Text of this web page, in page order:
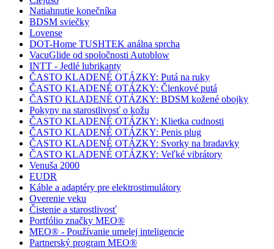
Natiahnutie konečníka
BDSM sviečky
Lovense
DOT-Home TUSHTEK análna sprcha
VacuGlide od spoločnosti Autoblow
INTT - Jedlé lubrikanty
ČASTO KLADENÉ OTÁZKY: Putá na ruky
ČASTO KLADENÉ OTÁZKY: Členkové putá
ČASTO KLADENÉ OTÁZKY: BDSM kožené obojky
Pokyny na starostlivosť o kožu
ČASTO KLADENÉ OTÁZKY: Klietka cudnosti
ČASTO KLADENÉ OTÁZKY: Penis plug
ČASTO KLADENÉ OTÁZKY: Svorky na bradavky
ČASTO KLADENÉ OTÁZKY: Veľké vibrátory
Venuša 2000
EUDR
Káble a adaptéry pre elektrostimulátory
Overenie veku
Čistenie a starostlivosť
Portfólio značky MEO®
MEO® - Používanie umelej inteligencie
Partnerský program MEO®